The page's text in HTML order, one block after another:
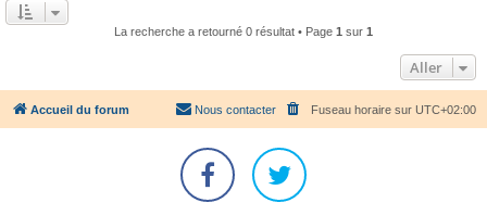
h
e
r
La recherche a retourné 0 résultat • Page 1 sur 1
Aller
Accueil du forum Fuseau horaire sur UTC+02:00
Nous contacter